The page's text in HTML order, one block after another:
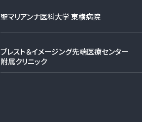
聖マリアンナ医科大学 東横病院
ブレスト＆イメージング先端医療センター
附属クリニック